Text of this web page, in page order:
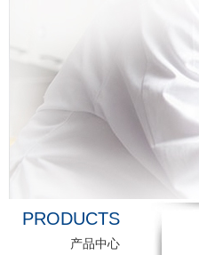
PRODUCTS
产品中心